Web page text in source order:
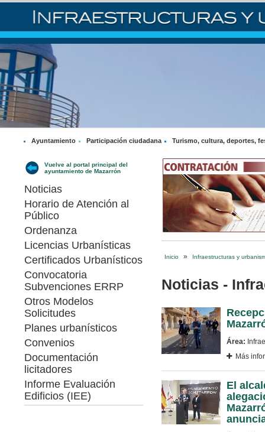
Ayuntamiento Participación ciudadana Turismo, cultura, deportes,
Vuelve al portal principal del
ayuntamiento de Mazarrón
Noticias
Horario de Atención al
Público
Ordenanza
Licencias Urbanísticas
Certificados Urbanísticos
Convocatoria
Subvenciones ERRP
Otros Modelos
Solicitudes
Planes urbanísticos
Convenios
Documentación
licitadores
Informe Evaluación
Edificios (IEE)
Inicio » Infraestructuras y
Noticias -
Área:
Más
El